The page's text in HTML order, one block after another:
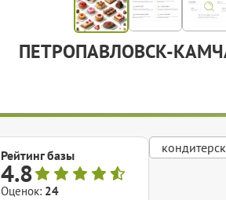
ПЕТРОПАВЛОВСК-
Рейтинг базы
4.8
Оценок: 24